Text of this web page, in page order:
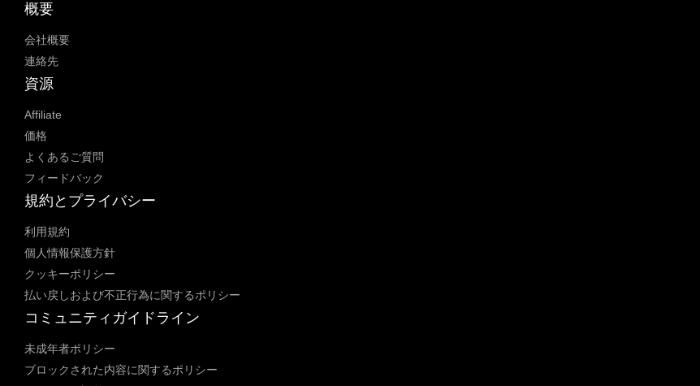
概要
会社概要
連絡先
資源
Affiliate
価格
よくあるご質問
フィードバック
規約とプライバシー
利用規約
個人情報保護方針
クッキーポリシー
払い戻しおよび不正行為に関するポリシー
コミュニティガイドライン
未成年者ポリシー
ブロックされた内容に関するポリシー